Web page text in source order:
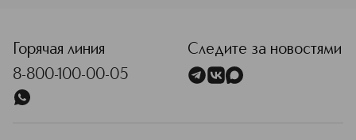
Горячая линия
8-800-100-00-05
Следите за новостями